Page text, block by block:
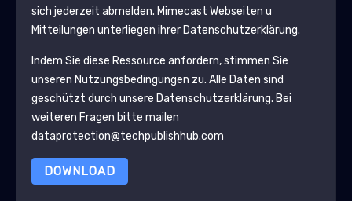
sich jederzeit abmelden. Mimecast Webseiten u
Mitteilungen unterliegen ihrer Datenschutzerklärung.
Indem Sie diese Ressource anfordern, stimmen Sie
unseren Nutzungsbedingungen zu. Alle Daten sind
geschützt durch unsere Datenschutzerklärung. Bei
weiteren Fragen bitte mailen
dataprotection@techpublishhub.com
DOWNLOAD